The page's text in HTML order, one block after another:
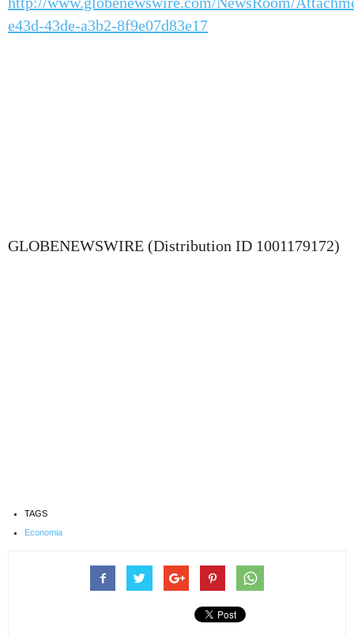
e43d-43de-a3b2-8f9e07d83e17
GLOBENEWSWIRE (Distribution ID 1001179172)
TAGS
Economia